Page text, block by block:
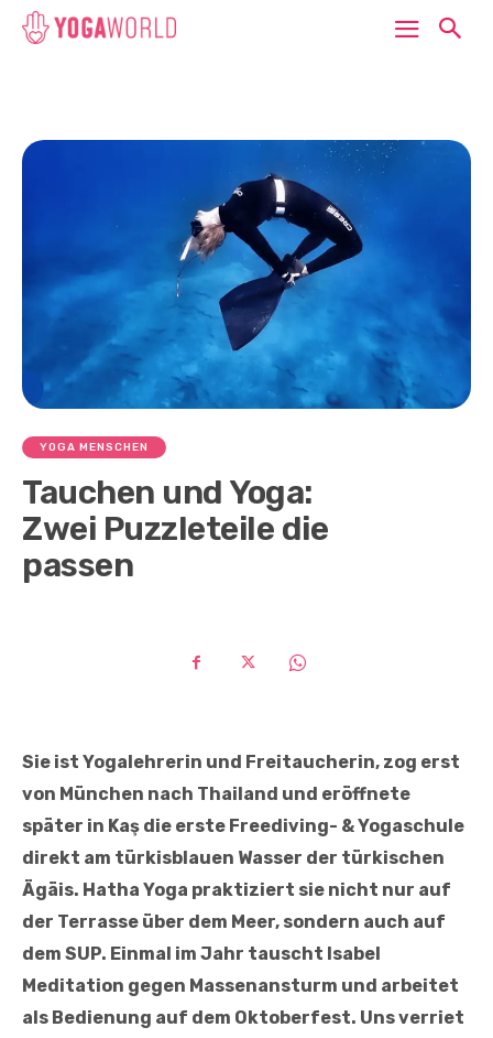
YOGA MENSCHEN
Tauchen und Yoga:
Zwei Puzzleteile die
passen
Sie ist Yogalehrerin und Freitaucherin, zog erst
von München nach Thailand und eröffnete
später in Kaş die erste Freediving- & Yogaschule
direkt am türkisblauen Wasser der türkischen
Ägäis. Hatha Yoga praktiziert sie nicht nur auf
der Terrasse über dem Meer, sondern auch auf
dem SUP. Einmal im Jahr tauscht Isabel
Meditation gegen Massenansturm und arbeitet
als Bedienung auf dem Oktoberfest. Uns verriet